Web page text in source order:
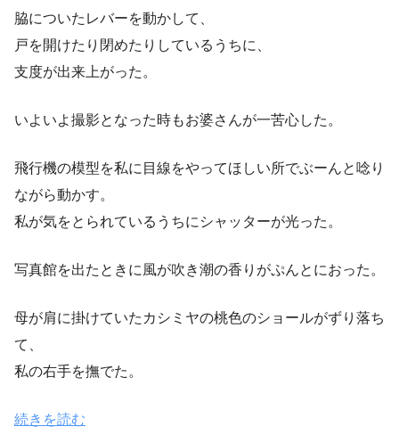
脇についたレバーを動かして、
戸を開けたり閉めたりしているうちに、
支度が出来上がった。
いよいよ撮影となった時もお婆さんが一苦心した。
飛行機の模型を私に目線をやってほしい所でぶーんと唸り
ながら動かす。
私が気をとられているうちにシャッターが光った。
写真館を出たときに風が吹き潮の香りがぷんとにおった。
母が肩に掛けていたカシミヤの桃色のショールがずり落ち
て、
私の右手を撫でた。
続きを読む